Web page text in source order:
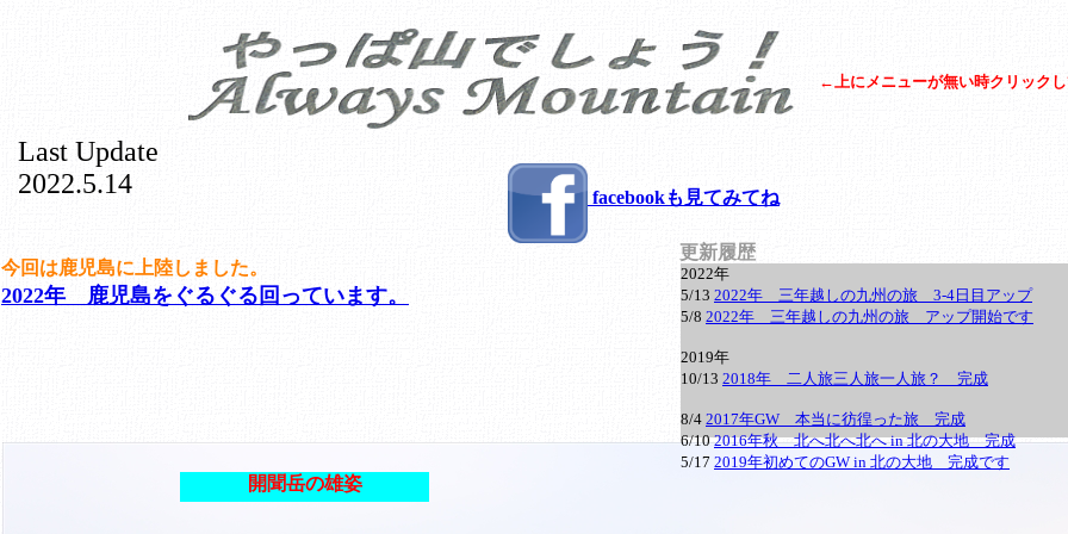
←上にメニューが無い時クリック
今回は鹿児島に上陸しました。
2022年 鹿児島をぐるぐる回っています。
更新履歴
開聞岳の雄姿
Last Update
2022.5.14
2022年
5/13 2022年 三年越しの九州の旅 3-4日目アップ
5/8 2022年 三年越しの九州の旅 アップ開始です
2019年
10/13 2018年 二人旅三人旅一人旅？ 完成
8/4 2017年GW 本当に彷徨った旅 完成
6/102016年秋 北へ北へ北へ in 北の大地 完成
5/17 2019年初めてのGW in 北の大地 完成です
facebookも見てみてね